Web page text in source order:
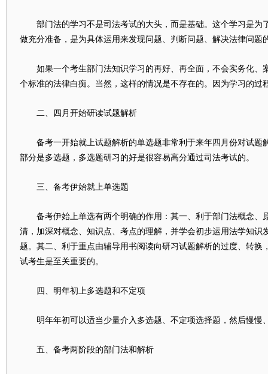
部门法的学习不是司法考试的大头，而是基础。这个学习是为
做充分准备，是为具体运用来发现问题、判断问题、解决法律问题
如果一个考生部门法知识学习的再好、再全面，不会实务化、
个标准的法律白痴。当然，这样的情况是不存在的。因为学习的过
二、四月开始研读试题解析
备考一开始就上试题解析的单选题非常利于来年四月份对试题
部分是多选题，多选题研习的好是很容易高分通过司法考试的。
三、备考伊始就上单选题
备考伊始上单选有两个明确的作用：其一、利于部门法概念、
清，加深对概念、知识点、考点的理解，并学会初步运用法学知识
题。其二、利于重点由辅导用书阅读向研习试题解析的过度、转换
试考生是至关重要的。
四、明年初上多选题和不定项
明年年初可以适当少量介入多选题、不定项选择题，然后慢慢
五、备考两阶段的部门法和解析